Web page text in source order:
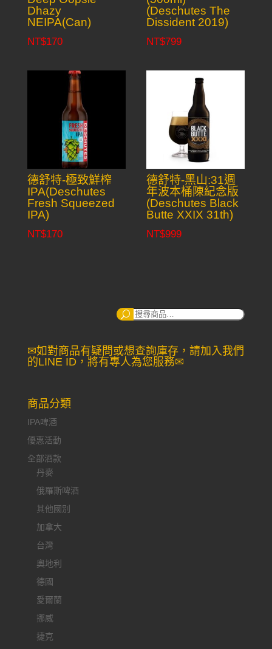
Dhazy
NEIPA(Can)
NT$170
(Deschutes The
Dissident 2019)
NT$799
德舒特-極致鮮榨
IPA(Deschutes
Fresh Squeezed
IPA)
NT$170
德舒特-黑山:31週
年波本桶陳紀念版
(Deschutes Black
Butte XXIX 31th)
NT$999
搜
✉如對商品有疑問或想查詢庫存，請加入我們
的LINE ID，將有專人為您服務✉
商品分類
IPA啤酒
優惠活動
全部酒款
丹麥
俄羅斯啤酒
其他國別
加拿大
台灣
奧地利
德國
愛爾蘭
挪威
捷克